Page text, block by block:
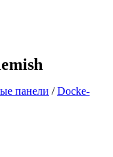
панели /Docke-